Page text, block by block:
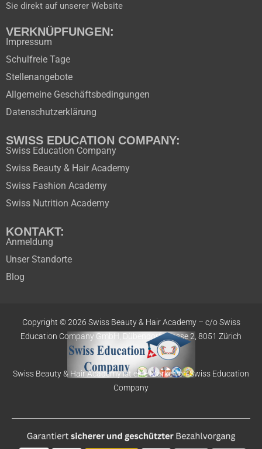
Sie direkt auf unserer Website
VERKNÜPFUNGEN:
Impressum
Schulfreie Tage
Stellenangebote
Allgemeine Geschäftsbedingungen
Datenschutzerklärung
SWISS EDUCATION COMPANY:
Swiss Education Company
Swiss Beauty & Hair Academy
Swiss Fashion Academy
Swiss Nutrition Academy
KONTAKT:
Anmeldung
Unser Standorte
Blog
Copyright © 2026 Swiss Beauty & Hair Academy – c/o Swiss
Education Company GmbH, Dübendorfstrasse 2, 8051 Zürich
Swiss Beauty & Hair Academy ist eine Marke von Swiss Education
Company